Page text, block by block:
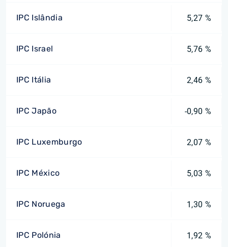
IPC Islândia 5,27 %
IPC Israel 5,76 %
IPC Itália 2,46 %
IPC Japão -0,90 %
IPC Luxemburgo 2,07 %
IPC México 5,03 %
IPC Noruega 1,30 %
IPC Polónia 1,92 %